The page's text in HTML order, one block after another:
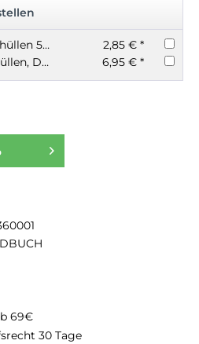
25 Prospekthüllen 50my glasklar A4
2,85 € *
5 Prospekthüllen, Dokumententaschen A4 mit Klettverschluss
6,95 € *
69€
30 Tage